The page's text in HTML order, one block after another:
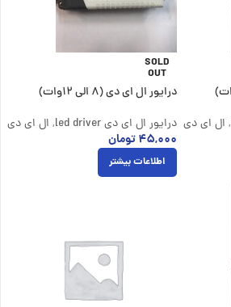
, ال ای دی درایور جعبه دار
SOLD
OUT
درایور ال ای دی (8 الی 12وات)
درایور ال ای دی led driver
, ال ای دی
۴۵,۰۰۰تومان
اطلاعات بیشتر